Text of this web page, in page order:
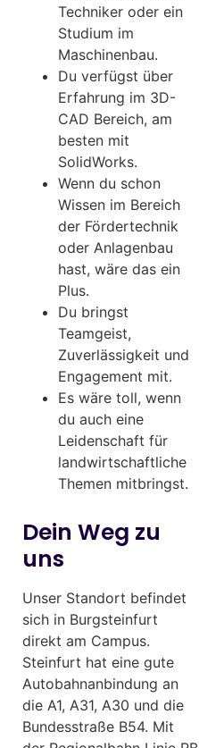
Techniker oder ein
Studium im
Maschinenbau.
Du verfügst über
Erfahrung im 3D-
CAD Bereich, am
besten mit
SolidWorks.
Wenn du schon
Wissen im Bereich
der Fördertechnik
oder Anlagenbau
hast, wäre das ein
Plus.
Du bringst
Teamgeist,
Zuverlässigkeit und
Engagement mit.
Es wäre toll, wenn
du auch eine
Leidenschaft für
landwirtschaftliche
Themen mitbringst.
Dein Weg zu
uns
Unser Standort befindet
sich in Burgsteinfurt
direkt am Campus.
Steinfurt hat eine gute
Autobahnanbindung an
die A1, A31, A30 und die
Bundesstraße B54. Mit